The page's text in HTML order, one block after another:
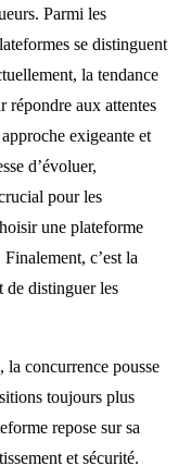
Parmi les
se distinguent
la tendance
répondre aux attentes
exigeante et
d’évoluer,
pour les
une plateforme
c’est la
de distinguer les
la concurrence pousse
toujours plus
repose sur sa
et sécurité.